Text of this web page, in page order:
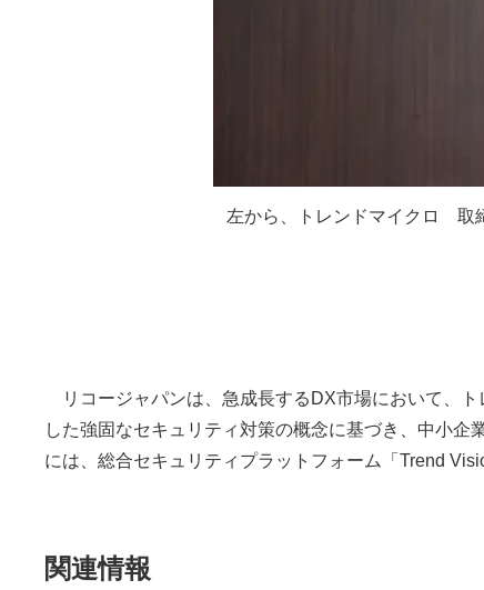
左から、トレンドマイクロ 取
リコージャパンは、急成長するDX市場において、
した強固なセキュリティ対策の概念に基づき、中小
には、総合セキュリティプラットフォーム「Trend
関連情報